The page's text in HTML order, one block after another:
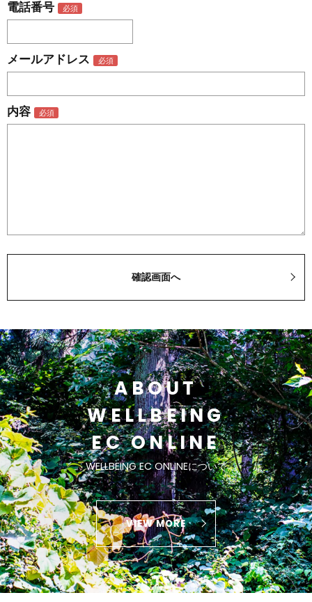
電話番号
メールアドレス
内容
ABOUT
WELLBEING
EC ONLINE
WELLBEING EC ONLINEについて
VIEW MORE